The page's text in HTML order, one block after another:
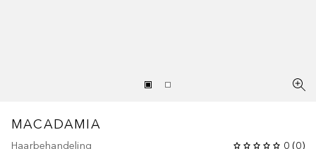
MACADAMIA
Haarbehandeling 0 (0)